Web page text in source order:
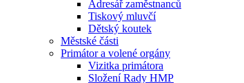
Adresář zaměstnanců
Tiskový mluvčí
Dětský koutek
Městské části
Primátor a volené orgány
Vizitka primátora
Složení Rady HMP